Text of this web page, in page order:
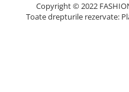
Copyright © 2022
Toate drepturile rezervate: